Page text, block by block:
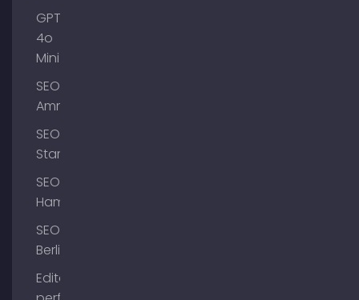
GPT-
4o
Mini
SEO
Ammersee
SEO
Starnberg
SEO
Hamburgo
SEO
Berlim
Editar o